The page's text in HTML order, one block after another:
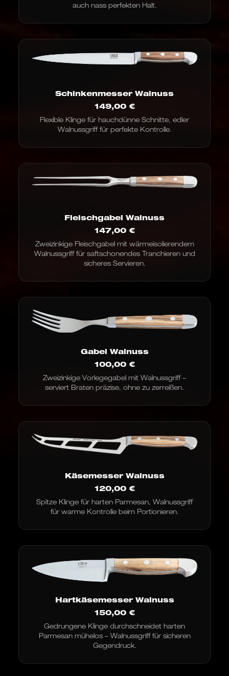
auch nass perfekten Halt.
Schinkenmesser Walnuss
149,00 €
Flexible Klinge für hauchdünne Schnitte, edler
Walnussgriff für perfekte Kontrolle.
Fleischgabel Walnuss
147,00 €
Zweizinkige Fleischgabel mit wärmeisolierendem
Walnussgriff für saftschonendes Tranchieren und
sicheres Servieren.
Gabel Walnuss
100,00 €
Zweizinkige Vorlegegabel mit Walnussgriff –
serviert Braten präzise, ohne zu zerreißen.
Käsemesser Walnuss
120,00 €
Spitze Klinge für harten Parmesan, Walnussgriff
für warme Kontrolle beim Portionieren.
Hartkäsemesser Walnuss
150,00 €
Gedrungene Klinge durchschneidet harten
Parmesan mühelos – Walnussgriff für sicheren
Gegendruck.